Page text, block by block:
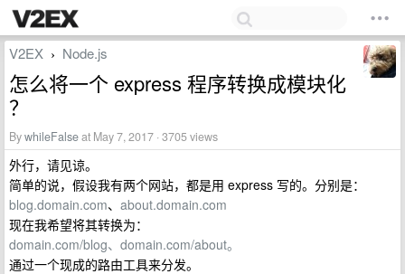
V2EX › Node.js
怎么将一个 express 程序转换成模块化
？
BywhileFalseat May 7, 2017 · 3705 views
外行，请见谅。
简单的说，假设我有两个网站，都是用 express 写的。分别是：
blog.domain.com、 about.domain.com
现在我希望将其转换为：
domain.com/blog、domain.com/about。
通过一个现成的路由工具来分发。